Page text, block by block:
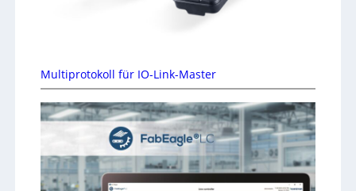
Multiprotokoll für IO-Link-Master